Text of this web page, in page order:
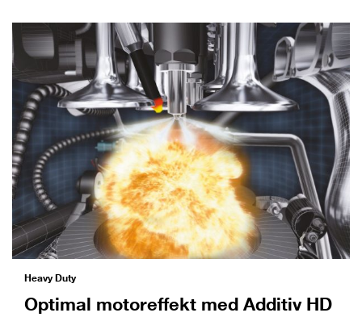
Heavy Duty
Optimal motoreffekt med Additiv HD